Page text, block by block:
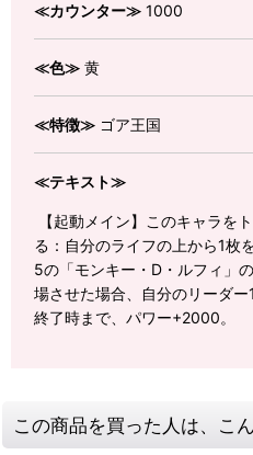
≪カウンター≫ 1000
≪色≫ 黄
≪特徴≫ ゴア王国
≪テキスト≫
【起動メイン】このキャラを
る：自分のライフの上から1枚
5の「モンキー・D・ルフィ」
場させた場合、自分のリーダ
終了時まで、パワー+2000。
この商品を買った人は、こ